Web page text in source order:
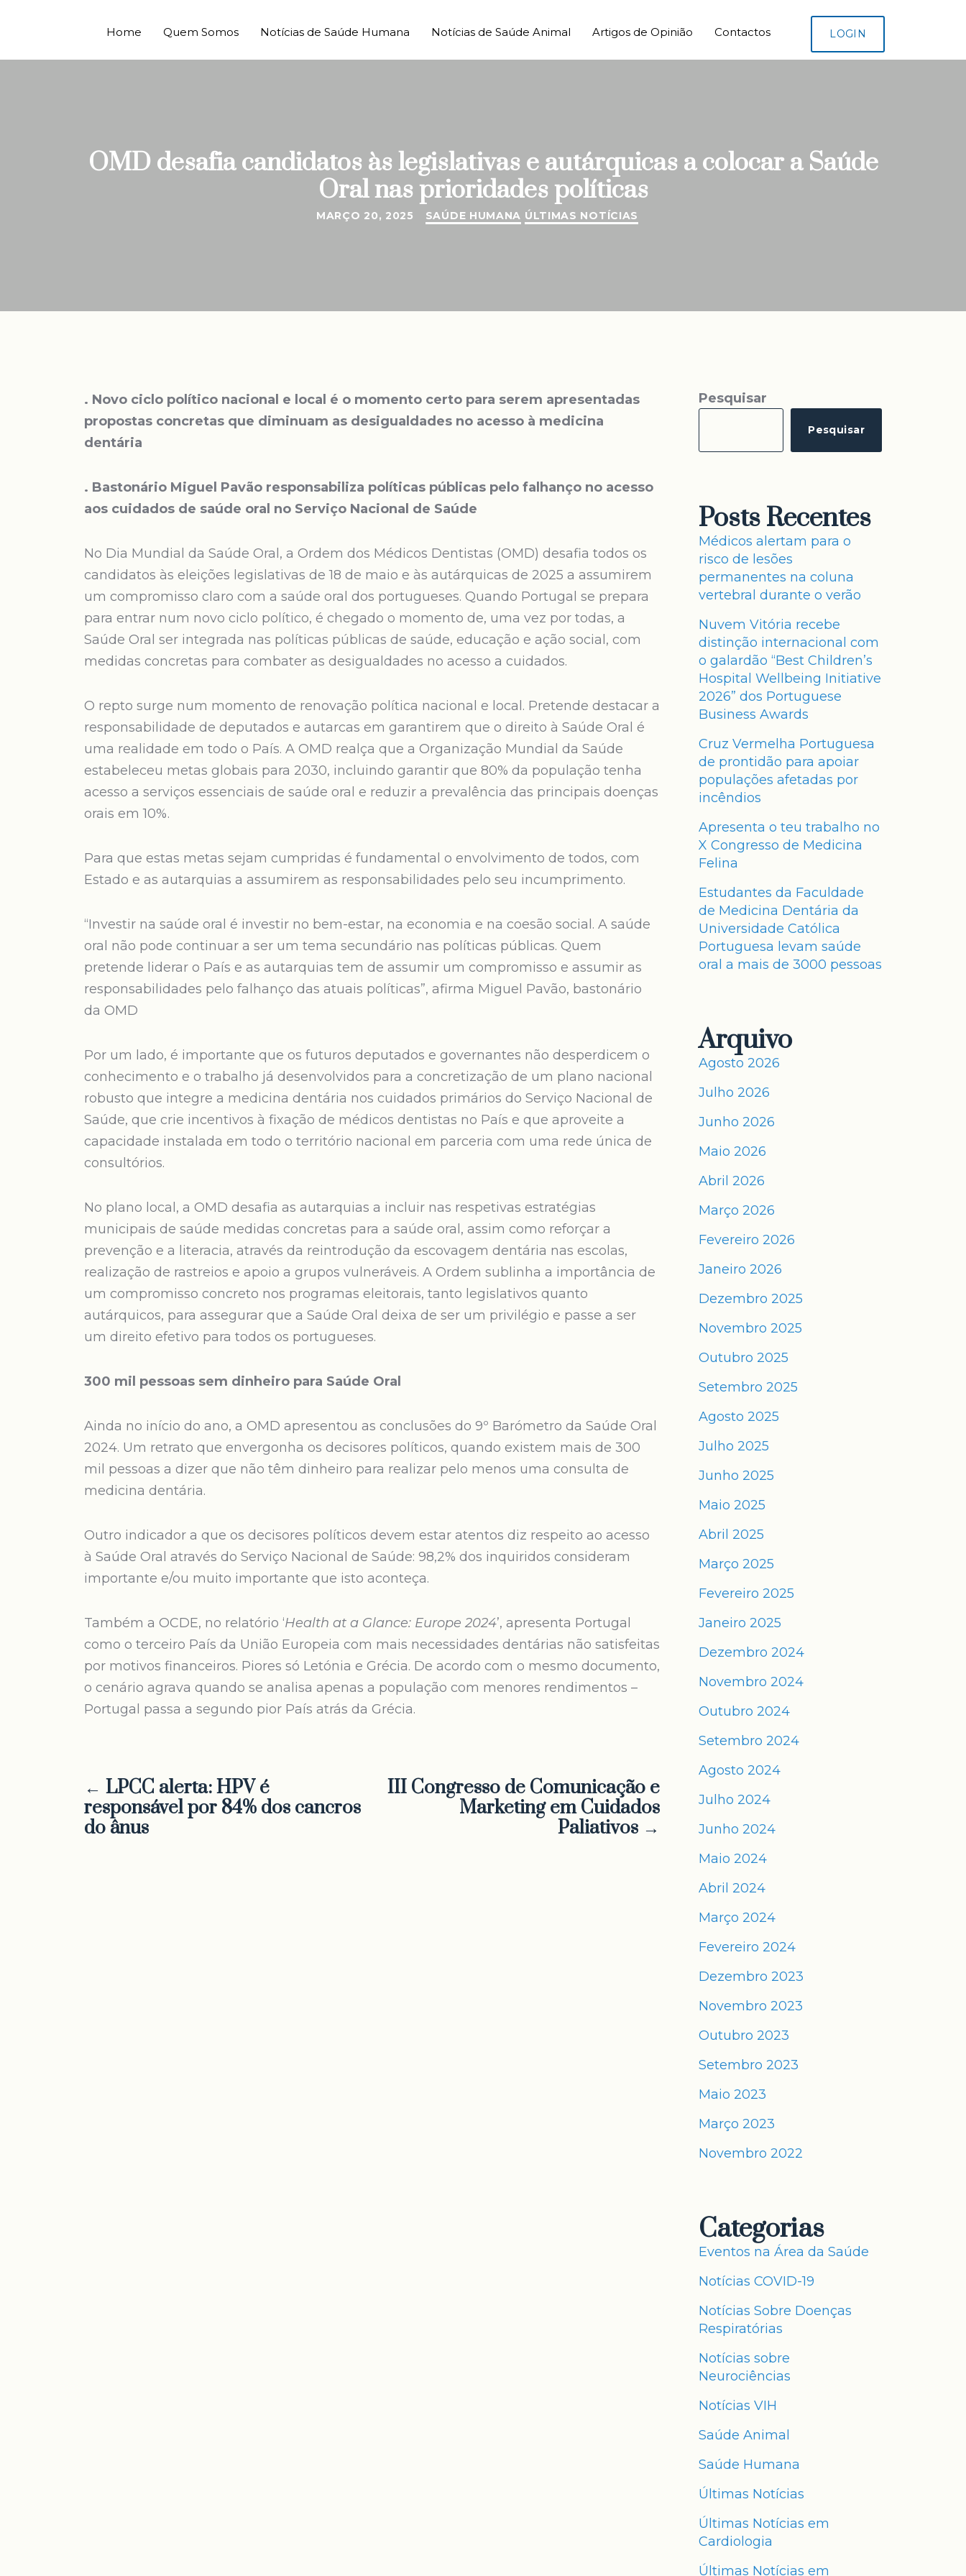
Home Quem Somos Notícias de Saúde Humana Notícias de Saúde Animal Artigos de Opinião Contactos LOGIN
OMD desafia candidatos às legislativas e autárquicas a colocar a Saúde
Oral nas prioridades políticas
MARÇO 20, 2025 SAÚDE HUMANA ÚLTIMAS NOTÍCIAS
. Novo ciclo político nacional e local é o momento certo para serem apresentadas
propostas concretas que diminuam as desigualdades no acesso à medicina
dentária
. Bastonário Miguel Pavão responsabiliza políticas públicas pelo falhanço no acesso
aos cuidados de saúde oral no Serviço Nacional de Saúde
No Dia Mundial da Saúde Oral, a Ordem dos Médicos Dentistas (OMD) desafia todos os
candidatos às eleições legislativas de 18 de maio e às autárquicas de 2025 a assumirem
um compromisso claro com a saúde oral dos portugueses. Quando Portugal se prepara
para entrar num novo ciclo político, é chegado o momento de, uma vez por todas, a
Saúde Oral ser integrada nas políticas públicas de saúde, educação e ação social, com
medidas concretas para combater as desigualdades no acesso a cuidados.
O repto surge num momento de renovação política nacional e local. Pretende destacar a
responsabilidade de deputados e autarcas em garantirem que o direito à Saúde Oral é
uma realidade em todo o País. A OMD realça que a Organização Mundial da Saúde
estabeleceu metas globais para 2030, incluindo garantir que 80% da população tenha
acesso a serviços essenciais de saúde oral e reduzir a prevalência das principais doenças
orais em 10%.
Para que estas metas sejam cumpridas é fundamental o envolvimento de todos, com
Estado e as autarquias a assumirem as responsabilidades pelo seu incumprimento.
“Investir na saúde oral é investir no bem-estar, na economia e na coesão social. A saúde
oral não pode continuar a ser um tema secundário nas políticas públicas. Quem
pretende liderar o País e as autarquias tem de assumir um compromisso e assumir as
responsabilidades pelo falhanço das atuais políticas”, afirma Miguel Pavão, bastonário
da OMD
Por um lado, é importante que os futuros deputados e governantes não desperdicem o
conhecimento e o trabalho já desenvolvidos para a concretização de um plano nacional
robusto que integre a medicina dentária nos cuidados primários do Serviço Nacional de
Saúde, que crie incentivos à fixação de médicos dentistas no País e que aproveite a
capacidade instalada em todo o território nacional em parceria com uma rede única de
consultórios.
No plano local, a OMD desafia as autarquias a incluir nas respetivas estratégias
municipais de saúde medidas concretas para a saúde oral, assim como reforçar a
prevenção e a literacia, através da reintrodução da escovagem dentária nas escolas,
realização de rastreios e apoio a grupos vulneráveis. A Ordem sublinha a importância de
um compromisso concreto nos programas eleitorais, tanto legislativos quanto
autárquicos, para assegurar que a Saúde Oral deixa de ser um privilégio e passe a ser
um direito efetivo para todos os portugueses.
300 mil pessoas sem dinheiro para Saúde Oral
Ainda no início do ano, a OMD apresentou as conclusões do 9º Barómetro da Saúde Oral
2024. Um retrato que envergonha os decisores políticos, quando existem mais de 300
mil pessoas a dizer que não têm dinheiro para realizar pelo menos uma consulta de
medicina dentária.
Outro indicador a que os decisores políticos devem estar atentos diz respeito ao acesso
à Saúde Oral através do Serviço Nacional de Saúde: 98,2% dos inquiridos consideram
importante e/ou muito importante que isto aconteça.
Também a OCDE, no relatório ‘Health at a Glance: Europe 2024’, apresenta Portugal
como o terceiro País da União Europeia com mais necessidades dentárias não satisfeitas
por motivos financeiros. Piores só Letónia e Grécia. De acordo com o mesmo documento,
o cenário agrava quando se analisa apenas a população com menores rendimentos –
Portugal passa a segundo pior País atrás da Grécia.
← LPCC alerta: HPV é
responsável por 84% dos cancros
do ânus
III Congresso de Comunicação e
Marketing em Cuidados
Paliativos →
Pesquisar
Pesquisar
Posts Recentes
Médicos alertam para o
risco de lesões
permanentes na coluna
vertebral durante o verão
Nuvem Vitória recebe
distinção internacional com
o galardão “Best Children’s
Hospital Wellbeing Initiative
2026” dos Portuguese
Business Awards
Cruz Vermelha Portuguesa
de prontidão para apoiar
populações afetadas por
incêndios
Apresenta o teu trabalho no
X Congresso de Medicina
Felina
Estudantes da Faculdade
de Medicina Dentária da
Universidade Católica
Portuguesa levam saúde
oral a mais de 3000 pessoas
Arquivo
Agosto 2026
Julho 2026
Junho 2026
Maio 2026
Abril 2026
Março 2026
Fevereiro 2026
Janeiro 2026
Dezembro 2025
Novembro 2025
Outubro 2025
Setembro 2025
Agosto 2025
Julho 2025
Junho 2025
Maio 2025
Abril 2025
Março 2025
Fevereiro 2025
Janeiro 2025
Dezembro 2024
Novembro 2024
Outubro 2024
Setembro 2024
Agosto 2024
Julho 2024
Junho 2024
Maio 2024
Abril 2024
Março 2024
Fevereiro 2024
Dezembro 2023
Novembro 2023
Outubro 2023
Setembro 2023
Maio 2023
Março 2023
Novembro 2022
Categorias
Eventos na Área da Saúde
Notícias COVID-19
Notícias Sobre Doenças
Respiratórias
Notícias sobre
Neurociências
Notícias VIH
Saúde Animal
Saúde Humana
Últimas Notícias
Últimas Notícias em
Cardiologia
Últimas Notícias em